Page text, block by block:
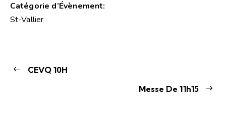
Catégorie d’Évènement:
St-Vallier
CEVQ 10H
Messe De 11h15